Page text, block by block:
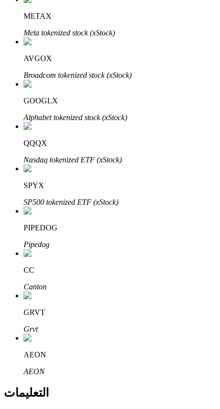
الاستثمار التلقائي
احصل على أرباح طويلة الأجل وفوائد مرنة
تعلم الستاكينغ
تعرف على كيفية كسب الدخل السلبي
METAX
Meta tokenized stock (xStock)
AVGOX
Broadcom tokenized stock (xStock)
GOOGLX
Alphabet tokenized stock (xStock)
QQQX
Nasdaq tokenized ETF (xStock)
SPYX
SP500 tokenized ETF (xStock)
PIPEDOG
Pipedog
CC
Canton
GRVT
Grvt
AEON
AEON
التعليمات